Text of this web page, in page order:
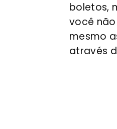
boletos,
você
mesmo
através